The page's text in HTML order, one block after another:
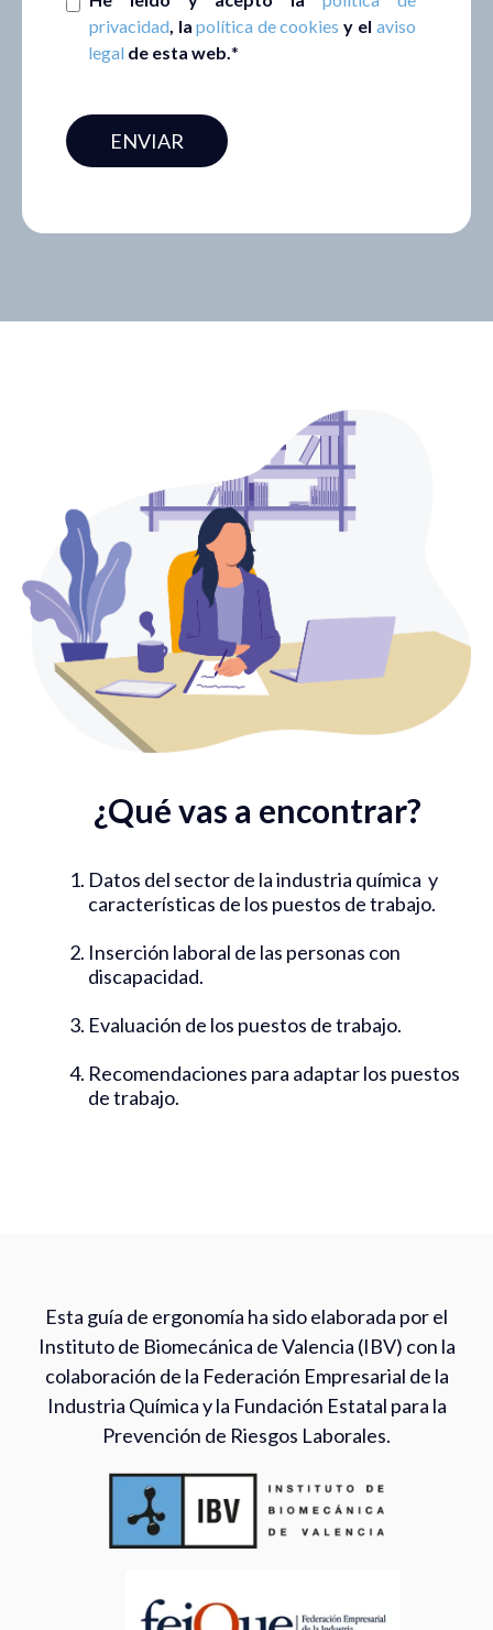
privacidad, la política de cookies y el aviso
legal de esta web.*
¿Qué vas a encontrar?
Datos del sector de la industria química y
características de los puestos de trabajo.
Inserción laboral de las personas con
discapacidad.
Evaluación de los puestos de trabajo.
Recomendaciones para adaptar los puestos
de trabajo.
Esta guía de ergonomía ha sido elaborada por el
Instituto de Biomecánica de Valencia (IBV) con la
colaboración de la Federación Empresarial de la
Industria Química y la Fundación Estatal para la
Prevención de Riesgos Laborales.